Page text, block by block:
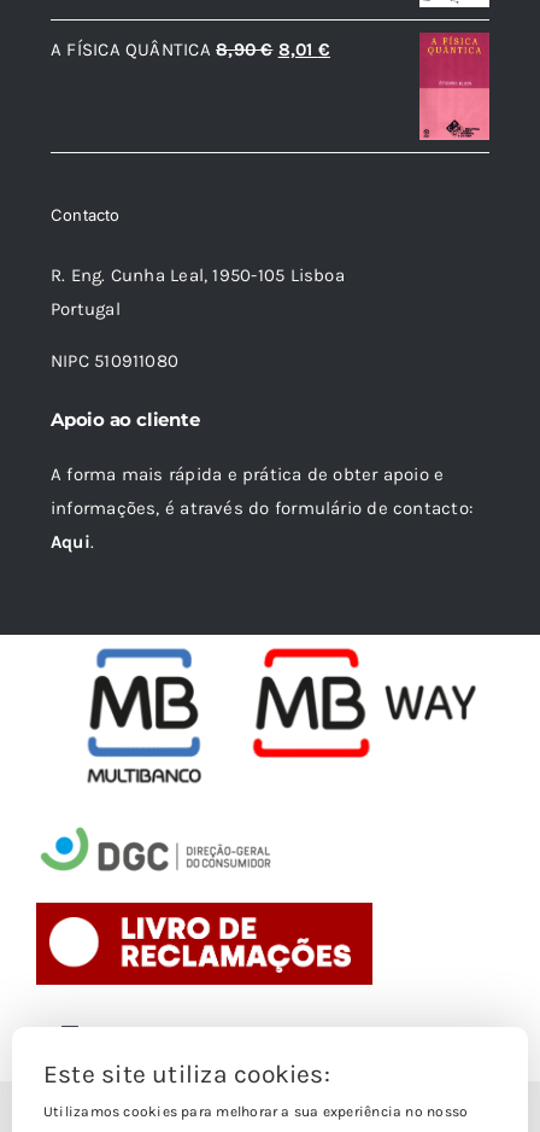
preço
original
preço
atual
A FÍSICA QUÂNTICA 8,90€ O
era:
8,01 €
é:
Contacto
R. Eng. Cunha Leal, 1950-105 Lisboa
Portugal
NIPC 510911080
Apoio ao cliente
A forma mais rápida e prática de obter apoio e
informações, é através do formulário de contacto:
Aqui.
Navigation
© Copyright 1988- 2026
Este site utiliza cookies:
Utilizamos cookies para melhorar a sua experiência no nosso